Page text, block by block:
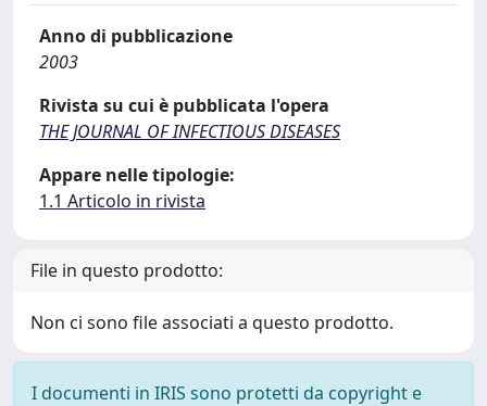
Anno di pubblicazione
2003
Rivista su cui è pubblicata l'opera
THE JOURNAL OF INFECTIOUS DISEASES
Appare nelle tipologie:
1.1 Articolo in rivista
File in questo prodotto:
Non ci sono file associati a questo prodotto.
I documenti in IRIS sono protetti da copyright e